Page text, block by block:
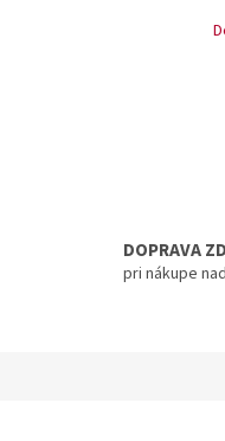
DOPRAVA
pri nákupe